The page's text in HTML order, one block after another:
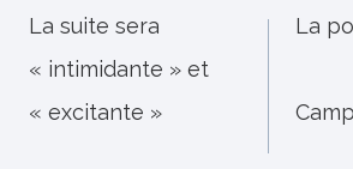
de
l’article
La suite sera
« intimidante » et
« excitante »
La